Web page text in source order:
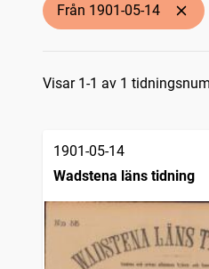
Från 1901-05-14
Visar 1-1 av 1
1901-05-14
Wadstena läns tidning